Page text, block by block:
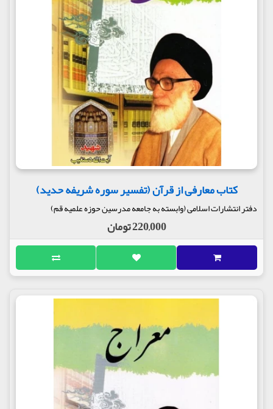
کتاب معارفی از قرآن (تفسیر سوره شریفه حدید)
دفتر انتشارات اسلامی (وابسته به جامعه مدرسین حوزه علمیه قم)
220,000 تومان